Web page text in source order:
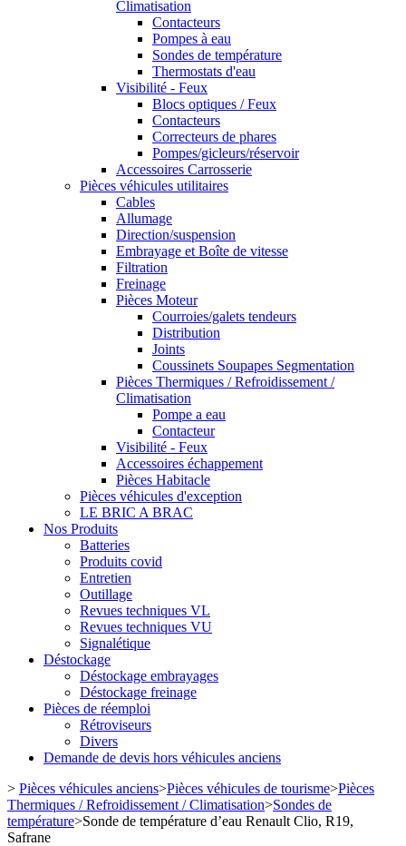
Climatisation
Contacteurs
Pompes à eau
Sondes de température
Thermostats d'eau
Visibilité - Feux
Blocs optiques / Feux
Contacteurs
Correcteurs de phares
Pompes/gicleurs/réservoir
Accessoires Carrosserie
Pièces véhicules utilitaires
Cables
Allumage
Direction/suspension
Embrayage et Boîte de vitesse
Filtration
Freinage
Pièces Moteur
Courroies/galets tendeurs
Distribution
Joints
Coussinets Soupapes Segmentation
Pièces Thermiques / Refroidissement /
Climatisation
Pompe a eau
Contacteur
Visibilité - Feux
Accessoires échappement
Pièces Habitacle
Pièces véhicules d'exception
LE BRIC A BRAC
Nos Produits
Batteries
Produits covid
Entretien
Outillage
Revues techniques VL
Revues techniques VU
Signalétique
Déstockage
Déstockage embrayages
Déstockage freinage
Pièces de réemploi
Rétroviseurs
Divers
Demande de devis hors véhicules anciens
> Pièces véhicules anciens>Pièces véhicules de tourisme>Pièces
Thermiques / Refroidissement / Climatisation>Sondes de
température>Sonde de température d’eau Renault Clio, R19,
Safrane